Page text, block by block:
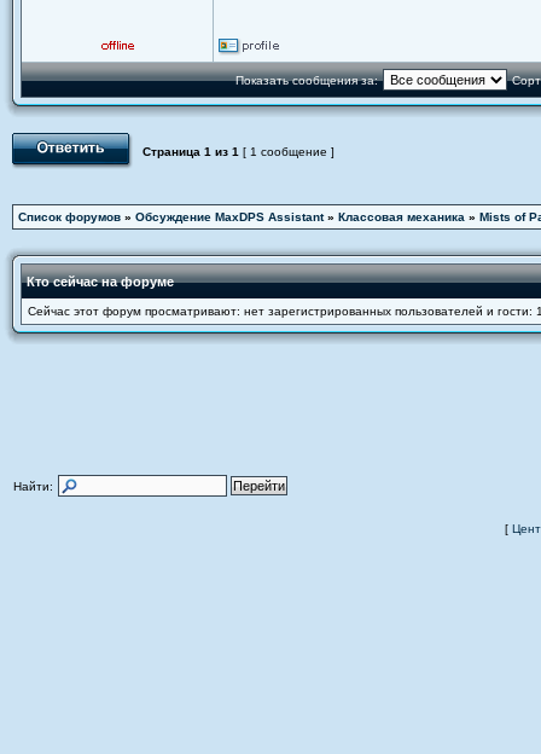
Показать сообщения за:
Страница 1 из 1 [ 1 сообщение ]
Список форумов » Обсуждение MaxDPS Assistant» Классовая механика » Mists of
Кто сейчас на форуме
Сейчас этот форум просматривают: нет зарегистрированных пользователей и гости:
Найти:
[